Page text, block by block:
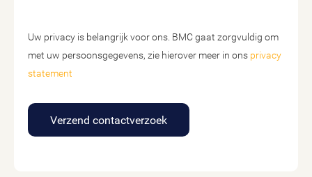
Uw privacy is belangrijk voor ons. BMC gaat zorgvuldig om
met uw persoonsgegevens, zie hierover meer in ons privacy
statement
Verzend contactverzoek